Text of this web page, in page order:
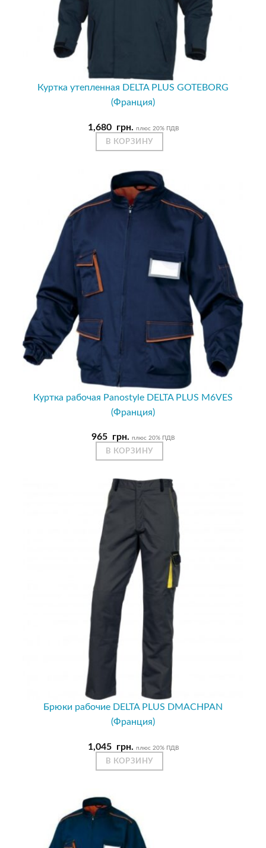
Куртка утепленная DELTA PLUS GOTEBORG
(Франция)
1,680 грн. плюс 20% ПДВ
В КОРЗИНУ
Куртка рабочая Panostyle DELTA PLUS M6VES
(Франция)
965 грн. плюс 20% ПДВ
В КОРЗИНУ
Брюки рабочие DELTA PLUS DMACHPAN
(Франция)
1,045 грн. плюс 20% ПДВ
В КОРЗИНУ